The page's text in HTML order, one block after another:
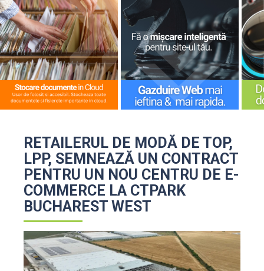
RETAILERUL DE MODĂ DE TOP,
LPP, SEMNEAZĂ UN CONTRACT
PENTRU UN NOU CENTRU DE E-
COMMERCE LA CTPARK
BUCHAREST WEST